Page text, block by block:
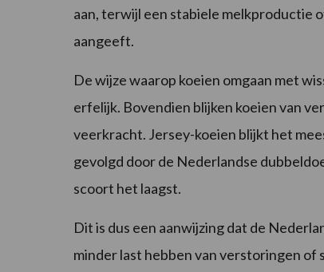
aan, terwijl een stabiele melkproductie
aangeeft.
De wijze waarop koeien omgaan met
erfelijk. Bovendien blijken koeien van
veerkracht. Jersey-koeien blijkt het
gevolgd door de Nederlandse
scoort het laagst.
Dit is dus een aanwijzing dat de
minder last hebben van verstoringen